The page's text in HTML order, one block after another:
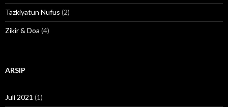
Tazkiyatun Nufus (2)
Zikir & Doa (4)
ARSIP
Juli 2021 (1)